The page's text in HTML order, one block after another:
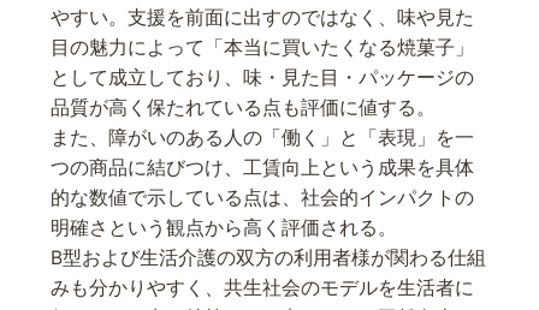
やすい。支援を前面に出すのではなく、味や見た
目の魅力によって「本当に買いたくなる焼菓子」
として成立しており、味・見た目・パッケージの
品質が高く保たれている点も評価に値する。
また、障がいのある人の「働く」と「表現」を一
つの商品に結びつけ、工賃向上という成果を具体
的な数値で示している点は、社会的インパクトの
明確さという観点から高く評価される。
B型および生活介護の双方の利用者様が関わる仕組
みも分かりやすく、共生社会のモデルを生活者に